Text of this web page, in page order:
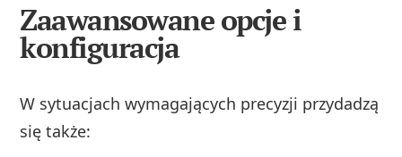
Zaawansowane opcje i
konfiguracja
W sytuacjach wymagających precyzji przydadzą
się także: